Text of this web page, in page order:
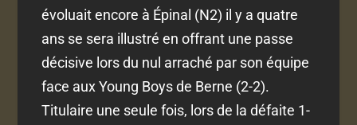
évoluait encore à Épinal (N2) il y a quatre
ans se sera illustré en offrant une passe
décisive lors du nul arraché par son équipe
face aux Young Boys de Berne (2-2).
Titulaire une seule fois, lors de la défaite 1-